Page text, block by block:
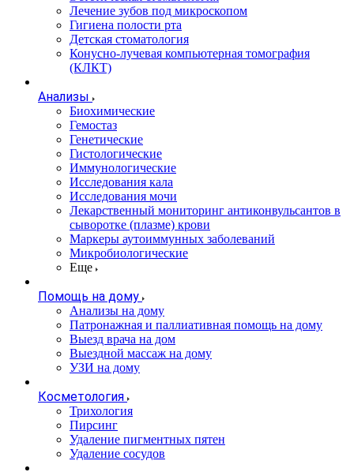
Лечение зубов под микроскопом
Гигиена полости рта
Детская стоматология
Конусно-лучевая компьютерная томография
(КЛКТ)
Анализы
Биохимические
Гемостаз
Генетические
Гистологические
Иммунологические
Исследования кала
Исследования мочи
Лекарственный мониторинг антиконвульсантов в
сыворотке (плазме) крови
Маркеры аутоиммунных заболеваний
Микробиологические
Еще
Помощь на дому
Анализы на дому
Патронажная и паллиативная помощь на дому
Выезд врача на дом
Выездной массаж на дому
УЗИ на дому
Косметология
Трихология
Пирсинг
Удаление пигментных пятен
Удаление сосудов